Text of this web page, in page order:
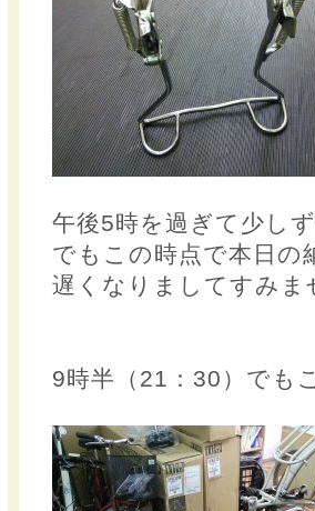
午後5時を過ぎて少し
でもこの時点で本日の
遅くなりましてすみま
9時半（21：30）でも